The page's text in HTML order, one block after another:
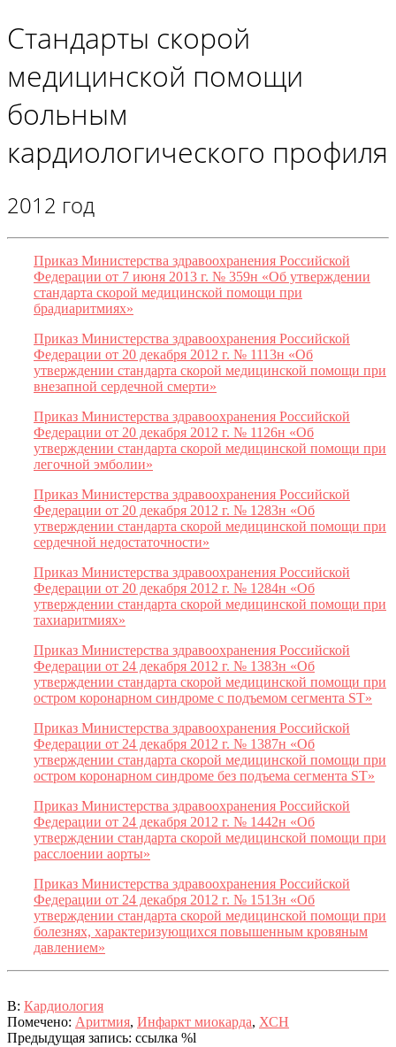
Стандарты скорой
медицинской помощи
больным
кардиологического профиля
2012 год
Приказ Министерства здравоохранения Российской
Федерации от 7 июня 2013 г. № 359н «Об утверждении
стандарта скорой медицинской помощи при
брадиаритмиях»
Приказ Министерства здравоохранения Российской
Федерации от 20 декабря 2012 г. № 1113н «Об
утверждении стандарта скорой медицинской помощи при
внезапной сердечной смерти»
Приказ Министерства здравоохранения Российской
Федерации от 20 декабря 2012 г. № 1126н «Об
утверждении стандарта скорой медицинской помощи при
легочной эмболии»
Приказ Министерства здравоохранения Российской
Федерации от 20 декабря 2012 г. № 1283н «Об
утверждении стандарта скорой медицинской помощи при
сердечной недостаточности»
Приказ Министерства здравоохранения Российской
Федерации от 20 декабря 2012 г. № 1284н «Об
утверждении стандарта скорой медицинской помощи при
тахиаритмиях»
Приказ Министерства здравоохранения Российской
Федерации от 24 декабря 2012 г. № 1383н «Об
утверждении стандарта скорой медицинской помощи при
остром коронарном синдроме с подъемом сегмента ST»
Приказ Министерства здравоохранения Российской
Федерации от 24 декабря 2012 г. № 1387н «Об
утверждении стандарта скорой медицинской помощи при
остром коронарном синдроме без подъема сегмента ST»
Приказ Министерства здравоохранения Российской
Федерации от 24 декабря 2012 г. № 1442н «Об
утверждении стандарта скорой медицинской помощи при
расслоении аорты»
Приказ Министерства здравоохранения Российской
Федерации от 24 декабря 2012 г. № 1513н «Об
утверждении стандарта скорой медицинской помощи при
болезнях, характеризующихся повышенным кровяным
давлением»
2015-
06-
01
В: Кардиология
Помечено: Аритмия, Инфаркт миокарда, ХСН
Предыдущая запись: ссылка %l